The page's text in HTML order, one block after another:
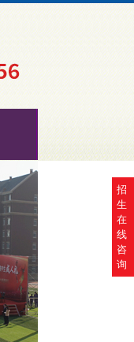
招
生
在
线
咨
询